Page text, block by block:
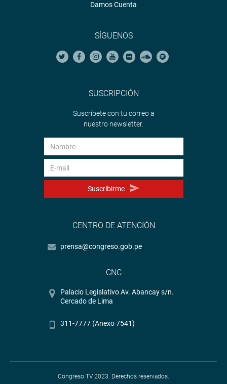
Damos Cuenta
SÍGUENOS
SUSCRIPCIÓN
Suscríbete con tu correo a
nuestro newsletter.
Suscribirme
CENTRO DE ATENCIÓN
prensa@congreso.gob.pe
CNC
Palacio Legislativo Av. Abancay s/n.
Cercado de Lima
311-7777 (Anexo 7541)
Congreso TV 2023. Derechos reservados.